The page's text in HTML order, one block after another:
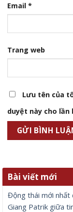
Email *
Trang web
Lưu tên của
duyệt này cho lần
Bài viết mới
Động thái mới nhất
Giang Patrik giữa